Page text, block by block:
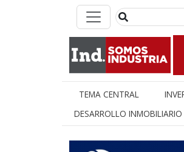
TEMA CENTRAL
DESARROLLO INMOBILIARIO